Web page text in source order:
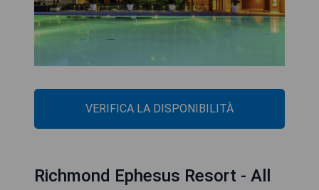
VERIFICA LA DISPONIBILITÀ
Richmond Ephesus Resort - All